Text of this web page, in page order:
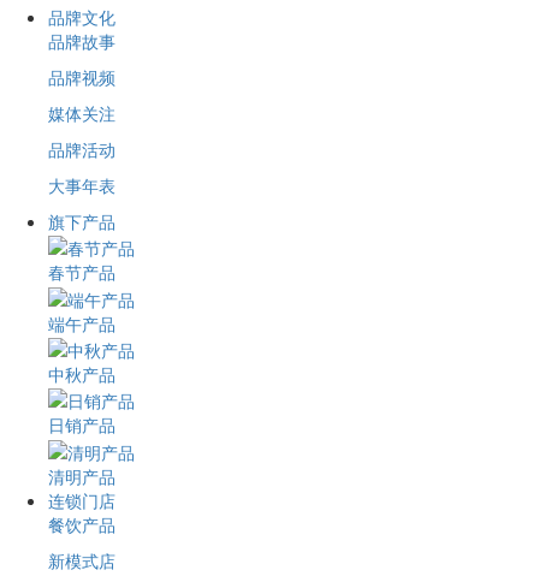
品牌文化
品牌故事
品牌视频
媒体关注
品牌活动
大事年表
旗下产品
春节产品
端午产品
中秋产品
日销产品
清明产品
连锁门店
餐饮产品
新模式店